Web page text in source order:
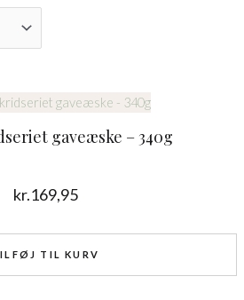
gaveæske – 340g
kr.169,95
TIL KURV